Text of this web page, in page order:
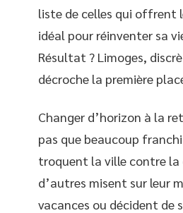
liste de celles qui offrent
idéal pour réinventer sa
Résultat ? Limoges,
décroche la première
Changer d’horizon à la
pas que beaucoup
troquent la ville contre la
d’autres misent sur leur
vacances ou décident de